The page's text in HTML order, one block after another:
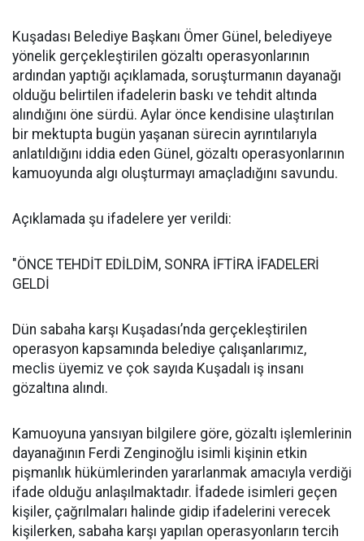
Kuşadası Belediye Başkanı Ömer Günel, belediyeye
yönelik gerçekleştirilen gözaltı operasyonlarının
ardından yaptığı açıklamada, soruşturmanın dayanağı
olduğu belirtilen ifadelerin baskı ve tehdit altında
alındığını öne sürdü. Aylar önce kendisine ulaştırılan
bir mektupta bugün yaşanan sürecin ayrıntılarıyla
anlatıldığını iddia eden Günel, gözaltı operasyonlarının
kamuoyunda algı oluşturmayı amaçladığını savundu.
Açıklamada şu ifadelere yer verildi:
"ÖNCE TEHDİT EDİLDİM, SONRA İFTİRA İFADELERİ
GELDİ
Dün sabaha karşı Kuşadası’nda gerçekleştirilen
operasyon kapsamında belediye çalışanlarımız,
meclis üyemiz ve çok sayıda Kuşadalı iş insanı
gözaltına alındı.
Kamuoyuna yansıyan bilgilere göre, gözaltı işlemlerinin
dayanağının Ferdi Zenginoğlu isimli kişinin etkin
pişmanlık hükümlerinden yararlanmak amacıyla verdiği
ifade olduğu anlaşılmaktadır. İfadede isimleri geçen
kişiler, çağrılmaları halinde gidip ifadelerini verecek
kişilerken, sabaha karşı yapılan operasyonların tercih